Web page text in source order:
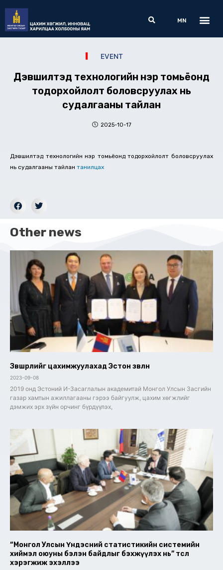
content
Search
MN
EVENT
Дэвшилтэд технологийн нэр томьёонд
тодорхойлолт боловсруулах нь
судалгааны тайлан
2025-10-17
Дэвшилтэд технологийн нэр томьёонд тодорхойлолт боловсруулах
нь судалгааны тайлан танилцах
Other news
Зөвшөөрлийг цахимжуулахад Эстон зөвлөнө
2023-09-08
2019 онд Эстоний И-Засаглалын академитай Монгол Улсын Засгийн
газар хамтын ажиллагааны гэрээ байгуулж, цахим хөгжлийг
дэмжих эрх зүйн орчинг бүрдүүлэх,
“Монгол Улсын Үндэсний статистикийн системийн
хиймэл оюуны бэлэн байдлыг бэхжүүлэх нь” төсөл
хэрэгжиж эхэллээ